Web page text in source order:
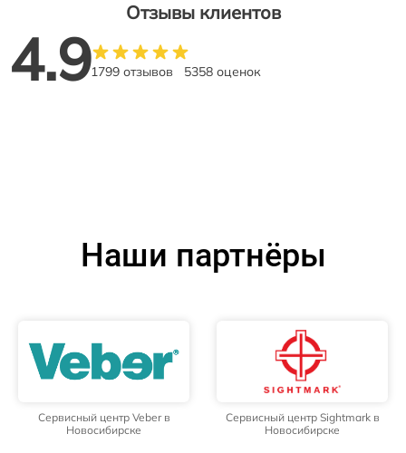
Отзывы клиентов
4.91799 отзывов 5358 оценок
Наши партнёры
Сервисный центр Veber в
Новосибирске
Сервисный центр Sightmark в
Новосибирске